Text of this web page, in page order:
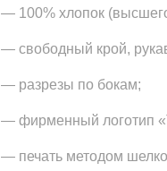
— 100% хлопок
— свободный крой,
— разрезы по бокам;
— фирменный логотип
— печать методом